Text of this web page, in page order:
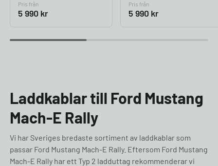
Pris från
5 990 kr
Pris från
5 990 kr
Laddkablar till Ford Mustang
Mach-E Rally
Vi har Sveriges bredaste sortiment av laddkablar som
passar Ford Mustang Mach-E Rally. Eftersom Ford Mustang
Mach-E Rally har ett Typ 2 ladduttag rekommenderar vi